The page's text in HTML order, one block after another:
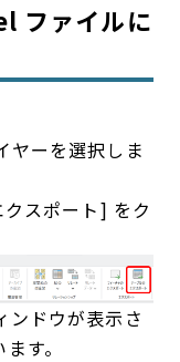
ファイルに
ヤーを選択しま
スポート] をク
ンドウが表示さ
す。